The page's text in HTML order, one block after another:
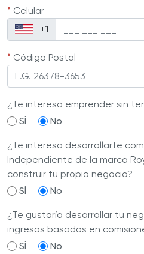
* Celular
+1
* Código Postal
¿Te interesa emprender sin
SÍ
No
¿Te interesa desarrollarte
Independiente de la marca
construir tu propio negocio?
SÍ
No
¿Te gustaría desarrollar tu
ingresos basados en
SÍ
No